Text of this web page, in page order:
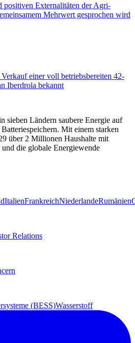
Externalitäten der Agri-
Mehrwert gesprochen wird
einer voll betriebsbereiten 42-
Iberdrola bekannt
sieben Ländern saubere Energie auf
Mit einem starken
über 2 Millionen Haushalte mit
die globale Energiewende
ItalienFrankreichNiederlandeRumänien
Relations
(BESS)Wasserstoff